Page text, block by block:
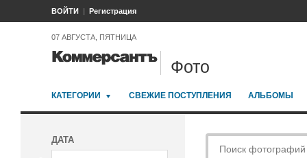
ВОЙТИ Регистрация
07 АВГУСТА, ПЯТНИЦА
Фото
КАТЕГОРИИ СВЕЖИЕ ПОСТУПЛЕНИЯ АЛЬБОМЫ
ДАТА